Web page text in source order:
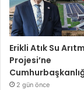
Erikli Atık Su
Projesi’ne
2 gün önce